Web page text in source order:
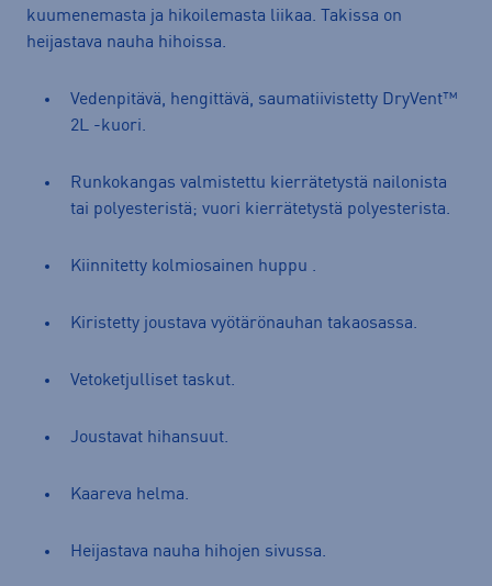
kuumenemasta ja hikoilemasta liikaa. Takissa on
heijastava nauha hihoissa.
Vedenpitävä, hengittävä, saumatiivistetty DryVent™
2L -kuori.
Runkokangas valmistettu kierrätetystä nailonista
tai polyesteristä; vuori kierrätetystä polyesterista.
Kiinnitetty kolmiosainen huppu .
Kiristetty joustava vyötärönauhan takaosassa.
Vetoketjulliset taskut.
Joustavat hihansuut.
Kaareva helma.
Heijastava nauha hihojen sivussa.